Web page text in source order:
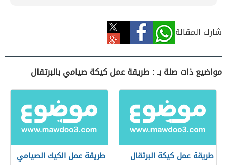
شارك المقالة
مواضيع ذات صلة بـ : طريقة عمل كيكة صيامي بالبرتقال
طريقة عمل كيكة البرتقال
طريقة عمل الكيك الصيامي